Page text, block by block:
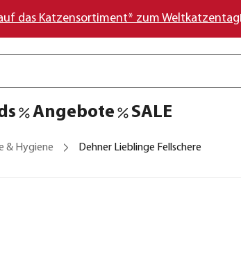
das Katzensortiment* zum Weltkatzentag
Angebote SALE
& Hygiene Dehner Lieblinge Fellschere